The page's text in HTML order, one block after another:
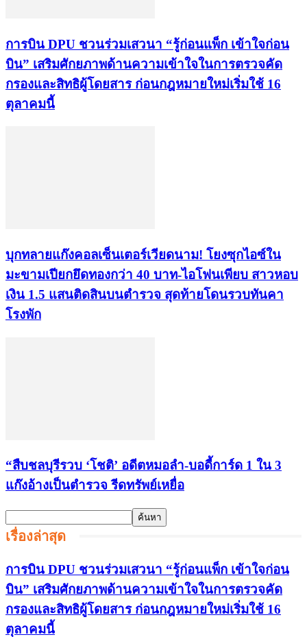
การบิน DPU ชวนร่วมเสวนา “รู้ก่อนแพ็ก เข้าใจก่อน
บิน” เสริมศักยภาพด้านความเข้าใจในการตรวจคัด
กรองและสิทธิผู้โดยสาร ก่อนกฎหมายใหม่เริ่มใช้ 16
ตุลาคมนี้
บุกทลายแก๊งคอลเซ็นเตอร์เวียดนาม! โยงซุกไอซ์ใน
มะขามเปียกยึดทองกว่า 40 บาท-ไอโฟนเพียบ สาวหอบ
เงิน 1.5 แสนติดสินบนตำรวจ สุดท้ายโดนรวบทันคา
โรงพัก
“สืบชลบุรีรวบ ‘โชติ’ อดีตหมอลำ-บอดี้การ์ด 1 ใน 3
แก๊งอ้างเป็นตำรวจ รีดทรัพย์เหยื่อ
เรื่องล่าสุด
การบิน DPU ชวนร่วมเสวนา “รู้ก่อนแพ็ก เข้าใจก่อน
บิน” เสริมศักยภาพด้านความเข้าใจในการตรวจคัด
กรองและสิทธิผู้โดยสาร ก่อนกฎหมายใหม่เริ่มใช้ 16
ตุลาคมนี้